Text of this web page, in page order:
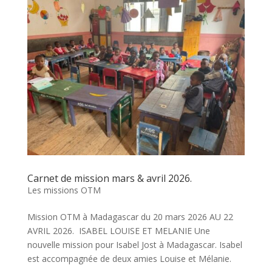
Carnet de mission mars & avril 2026.
Les missions OTM
Mission OTM à Madagascar du 20 mars 2026 AU 22
AVRIL 2026. ISABEL LOUISE ET MELANIE Une
nouvelle mission pour Isabel Jost à Madagascar. Isabel
est accompagnée de deux amies Louise et Mélanie.